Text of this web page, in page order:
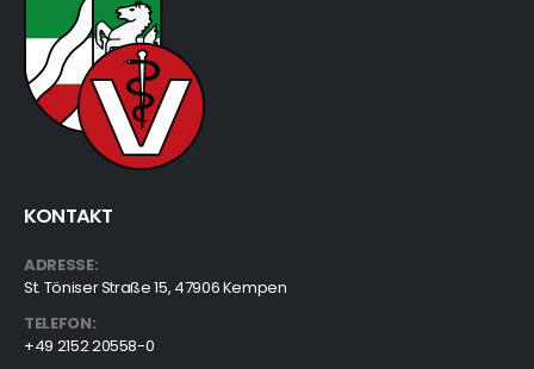
KONTAKT
ADRESSE:
St. Töniser Straße 15, 47906 Kempen
TELEFON:
+49 2152 20558-0